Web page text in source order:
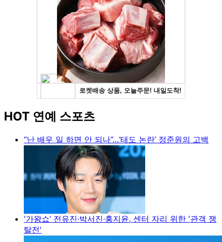
HOT 연예 스포츠
“난 배우 일 하면 안 되나”…‘태도 논란’ 정준원의 고백
'가왕쇼’ 전유진·박서진·홍지윤, 센터 자리 위한 '관객 쟁
탈전'